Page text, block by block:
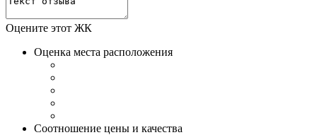
Оцените этот ЖК
Оценка места расположения
Соотношение цены и качества